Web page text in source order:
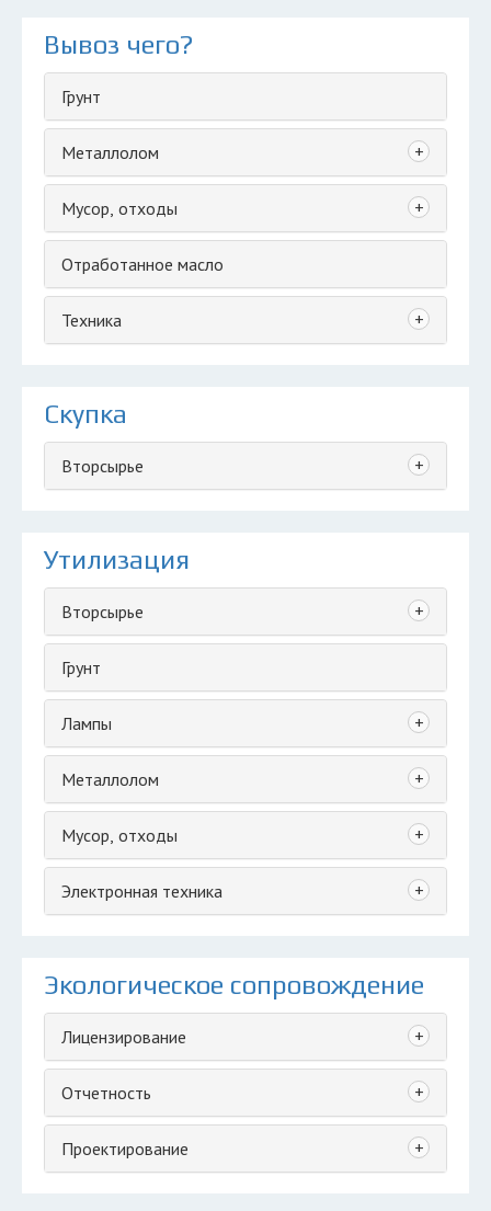
Вывоз чего?
Грунт
Металлолом +
Мусор, отходы +
Отработанное масло
Техника +
Скупка
Вторсырье +
Утилизация
Вторсырье +
Грунт
Лампы +
Металлолом +
Мусор, отходы +
Электронная техника +
Экологическое сопровождение
Лицензирование +
Отчетность +
Проектирование +